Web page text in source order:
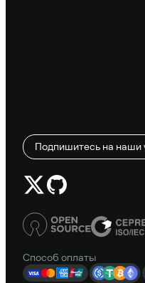
Подпишитесь на наши
Способ оплаты